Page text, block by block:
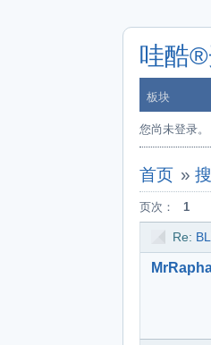
哇酷
板块
您尚未登录。
首页 »
页次： 1
Re: